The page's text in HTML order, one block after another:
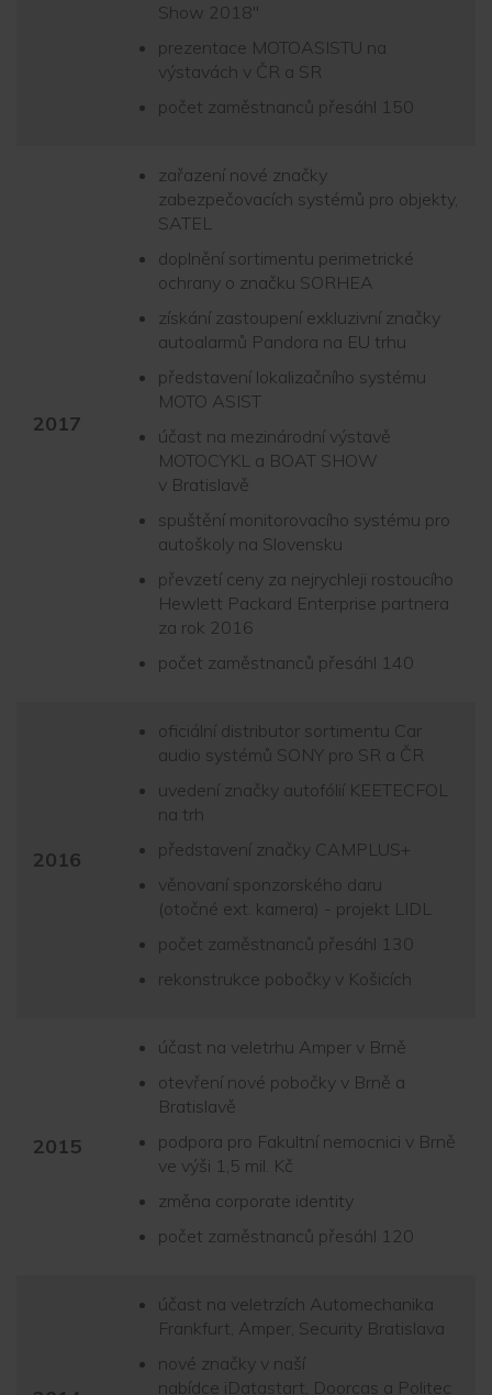
Show 2018"
prezentace MOTOASISTU na
výstavách v ČR a SR
počet zaměstnanců přesáhl 150
2017
zařazení nové značky
zabezpečovacích systémů pro objekty,
SATEL
doplnění sortimentu perimetrické
ochrany o značku SORHEA
získání zastoupení exkluzivní značky
autoalarmů Pandora na EU trhu
představení lokalizačního systému
MOTO ASIST
účast na mezinárodní výstavě
MOTOCYKL a BOAT SHOW
v Bratislavě
spuštění monitorovacího systému pro
autoškoly na Slovensku
převzetí ceny za nejrychleji rostoucího
Hewlett Packard Enterprise partnera
za rok 2016
počet zaměstnanců přesáhl 140
2016
oficiální distributor sortimentu Car
audio systémů SONY pro SR a ČR
uvedení značky autofólií KEETECFOL
na trh
představení značky CAMPLUS+
věnovaní sponzorského daru
(otočné ext. kamera) - projekt LIDL
počet zaměstnanců přesáhl 130
rekonstrukce pobočky v Košicích
2015
účast na veletrhu Amper v Brně
otevření nové pobočky v Brně a
Bratislavě
podpora pro Fakultní nemocnici v Brně
ve výši 1,5 mil. Kč
změna corporate identity
počet zaměstnanců přesáhl 120
účast na veletrzích Automechanika
Frankfurt, Amper, Security Bratislava
nové značky v naší
nabídce iDatastart, Doorcas a Politec